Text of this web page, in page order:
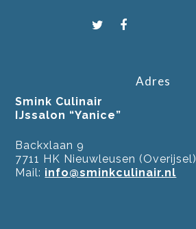
Adres
Smink Culinair
IJssalon “Yanice”
Backxlaan 9
7711 HK Nieuwleusen (Overijsel)
Mail: info@sminkculinair.nl